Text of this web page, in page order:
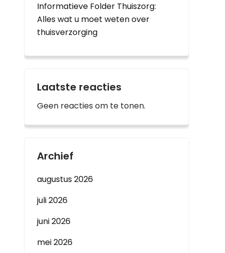
Informatieve Folder Thuiszorg:
Alles wat u moet weten over
thuisverzorging
Laatste reacties
Geen reacties om te tonen.
Archief
augustus 2026
juli 2026
juni 2026
mei 2026